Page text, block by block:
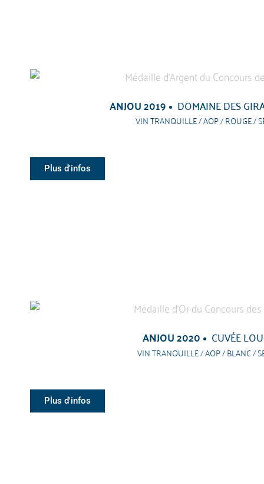
ANJOU 2019 DOMAINE DES
VIN TRANQUILLE / AOP / ROUGE /
Plus d'infos
ANJOU 2020 CUVÉE
VIN TRANQUILLE / AOP / BLANC /
Plus d'infos